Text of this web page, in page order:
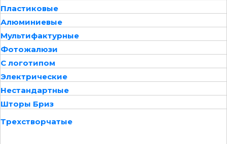
Пластиковые
Алюминиевые
Мультифактурные
Фотожалюзи
С логотипом
Электрические
Нестандартные
Шторы Бриз
Трехстворчатые